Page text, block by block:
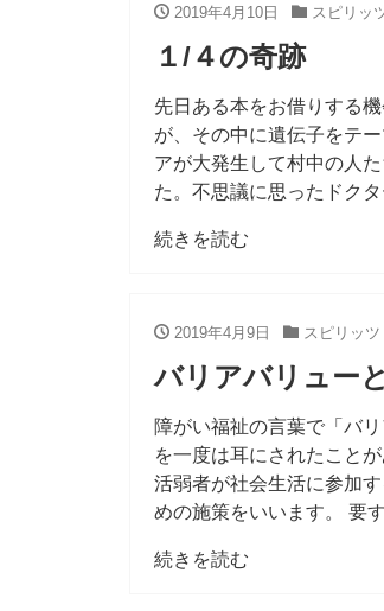
2019年4月10日 スピリッ
１/４の奇跡
先日ある本をお借りする
が、その中に遺伝子をテ
アが大発生して村中の人
た。不思議に思ったドク
続きを読む
2019年4月9日 スピリッツ
バリアバリュー
障がい福祉の言葉で「バ
を一度は耳にされたこと
活弱者が社会生活に参加
めの施策をいいます。 要
続きを読む